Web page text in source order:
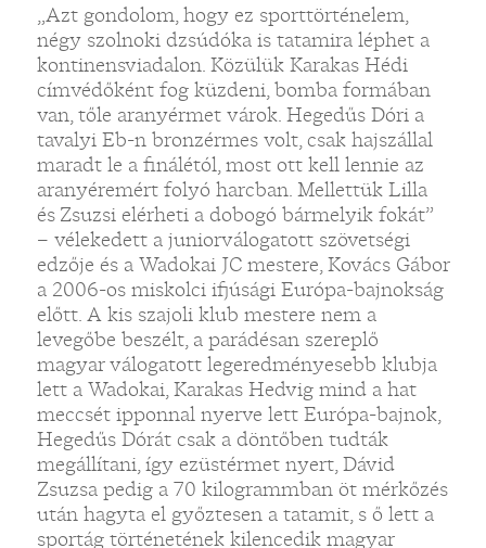
„Azt gondolom, hogy ez sporttörténelem,
négy szolnoki dzsúdóka is tatamira léphet a
kontinensviadalon. Közülük Karakas Hédi
címvédőként fog küzdeni, bomba formában
van, tőle aranyérmet várok. Hegedűs Dóri a
tavalyi Eb-n bronzérmes volt, csak hajszállal
maradt le a finálétól, most ott kell lennie az
aranyéremért folyó harcban. Mellettük Lilla
és Zsuzsi elérheti a dobogó bármelyik fokát”
– vélekedett a juniorválogatott szövetségi
edzője és a Wadokai JC mestere, Kovács Gábor
a 2006-os miskolci ifjúsági Európa-bajnokság
előtt. A kis szajoli klub mestere nem a
levegőbe beszélt, a parádésan szereplő
magyar válogatott legeredményesebb klubja
lett a Wadokai, Karakas Hedvig mind a hat
meccsét ipponnal nyerve lett Európa-bajnok,
Hegedűs Dórát csak a döntőben tudták
megállítani, így ezüstérmet nyert, Dávid
Zsuzsa pedig a 70 kilogrammban öt mérkőzés
után hagyta el győztesen a tatamit, s ő lett a
sportág történetének kilencedik magyar